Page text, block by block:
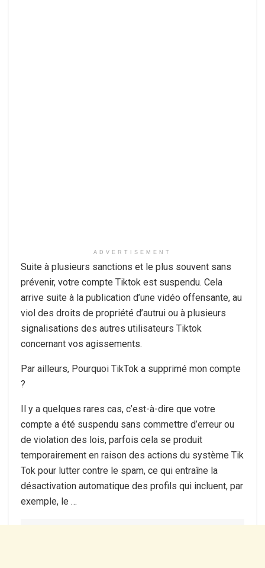
ADVERTISEMENT
Suite à plusieurs sanctions et le plus souvent sans
prévenir, votre compte Tiktok est suspendu. Cela
arrive suite à la publication d’une vidéo offensante, au
viol des droits de propriété d’autrui ou à plusieurs
signalisations des autres utilisateurs Tiktok
concernant vos agissements.
Par ailleurs, Pourquoi TikTok a supprimé mon compte
?
Il y a quelques rares cas, c’est-à-dire que votre
compte a été suspendu sans commettre d’erreur ou
de violation des lois, parfois cela se produit
temporairement en raison des actions du système Tik
Tok pour lutter contre le spam, ce qui entraîne la
désactivation automatique des profils qui incluent, par
exemple, le …